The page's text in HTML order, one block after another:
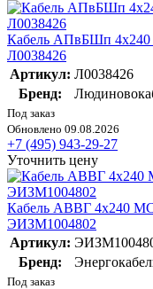
Кабель АПвБШп
Л0038426
Артикул: Л0038426
Бренд:
Под заказ
Обновлено 09.08.2026
+7 (495) 943-29-27
Уточнить цену
Кабель АВВГ 4х240
ЭИЗМ1004802
Артикул:
Бренд:
Под заказ